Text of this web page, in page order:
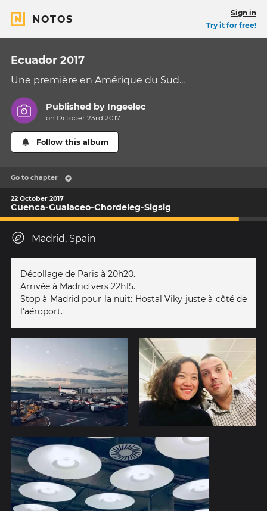
NOTOS
Sign in
Try it for free!
Ecuador 2017
Une première en Amérique du Sud...
Published by Ingeelec
on October 23rd 2017
Follow this album
Go to chapter
22 October 2017
Cuenca-Gualaceo-Chordeleg-Sigsig
Madrid, Spain
Décollage de Paris à 20h20.
Arrivée à Madrid vers 22h15.
Stop à Madrid pour la nuit: Hostal Viky juste à côté de
l'aéroport.